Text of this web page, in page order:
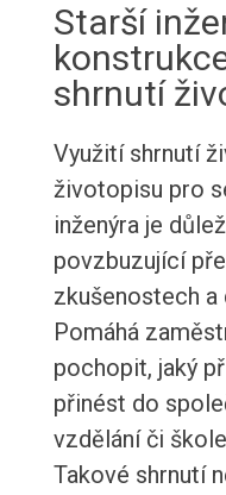
Starší
shrnutí
Využití shrnutí
životopisu pro
inženýra je
povzbuzující
zkušenostech
Pomáhá
pochopit, jaký
přinést do
vzdělání či
Takové shrnutí